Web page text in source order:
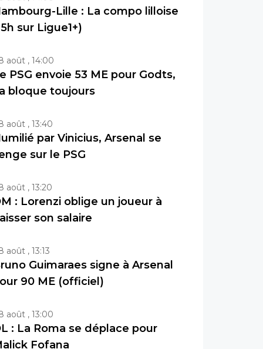
Lille : La compo lilloise
sur Ligue1+)
août , 14:00
PSG envoie 53 ME pour Godts,
bloque toujours
août , 13:40
par Vinicius, Arsenal se
sur le PSG
août , 13:20
: Lorenzi oblige un joueur à
son salaire
août , 13:13
Guimaraes signe à Arsenal
90 ME (officiel)
août , 13:00
: La Roma se déplace pour
Fofana